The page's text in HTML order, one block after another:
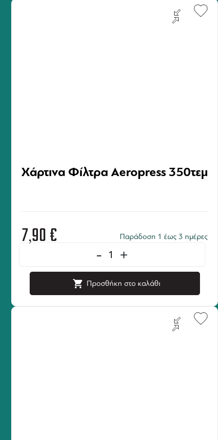
μονοποικιλιακούς οίνους Assyrtiko, Malagousia & Merlot.
Χάρτινα Φίλτρα Aeropress 350τεμ
7,90 € Παράδοση 1 έως 3 ημέρες
- +
Προσθήκη στο καλάθι